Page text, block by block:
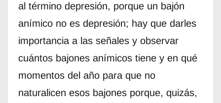
al término depresión, porque un bajón
anímico no es depresión; hay que darles
importancia a las señales y observar
cuántos bajones anímicos tiene y en qué
momentos del año para que no
naturalicen esos bajones porque, quizás,